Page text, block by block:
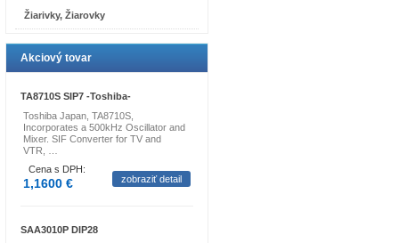
Žiarivky, Žiarovky
Akciový tovar
TA8710S SIP7 -Toshiba-
Toshiba Japan, TA8710S,
Incorporates a 500kHz Oscillator and
Mixer. SIF Converter for TV and
VTR, …
Cena s DPH:
1,1600 € zobraziť detail
SAA3010P DIP28